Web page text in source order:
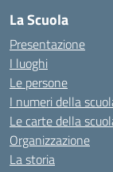
La Scuola
Presentazione
I luoghi
Le persone
I numeri della
Le carte della
Organizzazione
La storia